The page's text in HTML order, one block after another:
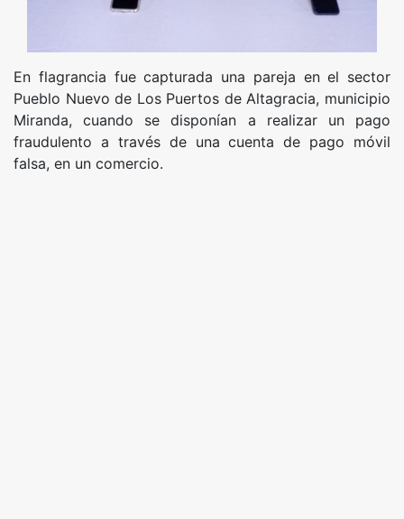
En flagrancia fue capturada una pareja en el sector
Pueblo Nuevo de Los Puertos de Altagracia, municipio
Miranda, cuando se disponían a realizar un pago
fraudulento a través de una cuenta de pago móvil
falsa, en un comercio.